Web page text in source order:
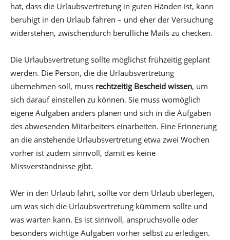
hat, dass die Urlaubsvertretung in guten Händen ist, kann
beruhigt in den Urlaub fahren – und eher der Versuchung
widerstehen, zwischendurch berufliche Mails zu checken.
Die Urlaubsvertretung sollte möglichst frühzeitig geplant
werden. Die Person, die die Urlaubsvertretung
übernehmen soll, muss rechtzeitig Bescheid wissen, um
sich darauf einstellen zu können. Sie muss womöglich
eigene Aufgaben anders planen und sich in die Aufgaben
des abwesenden Mitarbeiters einarbeiten. Eine Erinnerung
an die anstehende Urlaubsvertretung etwa zwei Wochen
vorher ist zudem sinnvoll, damit es keine
Missverständnisse gibt.
Wer in den Urlaub fährt, sollte vor dem Urlaub überlegen,
um was sich die Urlaubsvertretung kümmern sollte und
was warten kann. Es ist sinnvoll, anspruchsvolle oder
besonders wichtige Aufgaben vorher selbst zu erledigen.